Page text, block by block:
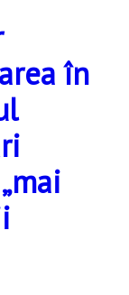
în